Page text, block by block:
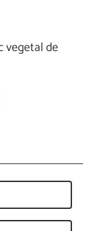
vegetal de